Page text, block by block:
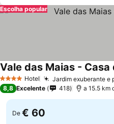
Escolha popular
4 EstrelasHotel Jardim exuberante e
Vale das Maias - Casa
8,8 Excelente 418 a 15.5 km
De € 60